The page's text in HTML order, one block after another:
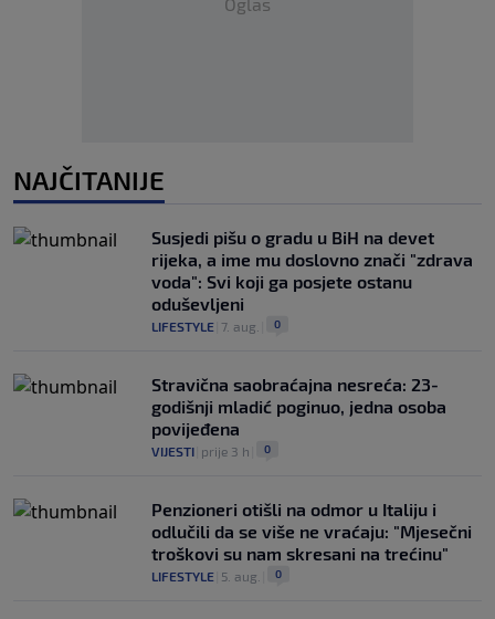
NAJČITANIJE
Susjedi pišu o gradu u BiH na devet
rijeka, a ime mu doslovno znači "zdrava
voda": Svi koji ga posjete ostanu
oduševljeni
LIFESTYLE 7. aug. 0
Stravična saobraćajna nesreća: 23-
godišnji mladić poginuo, jedna osoba
povijeđena
VIJESTI prije 3 h 0
Penzioneri otišli na odmor u Italiju i
odlučili da se više ne vraćaju: "Mjesečni
troškovi su nam skresani na trećinu"
LIFESTYLE 5. aug. 0